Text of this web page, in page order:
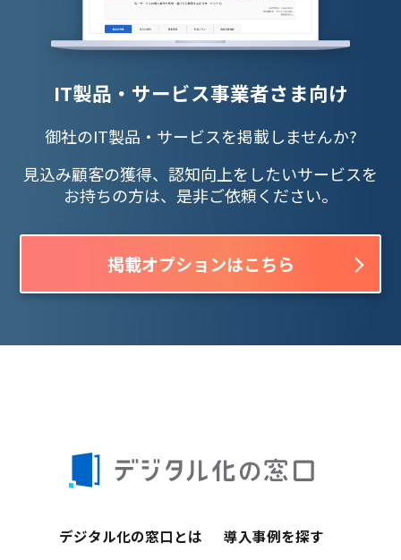
IT製品・サービス事業者さま向け
御社のIT製品・サービスを掲載しませんか?
見込み顧客の獲得、認知向上をしたいサービスを
お持ちの方は、是非ご依頼ください。
掲載オプションはこちら
デジタル化の窓口とは 導入事例を探す